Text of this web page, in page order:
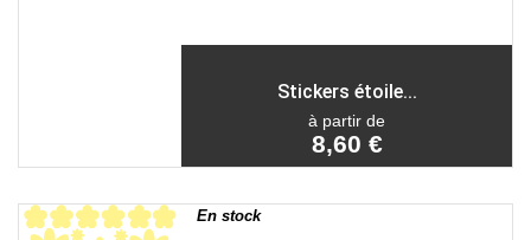
Stickers étoile...
à partir de
8,60 €
En stock